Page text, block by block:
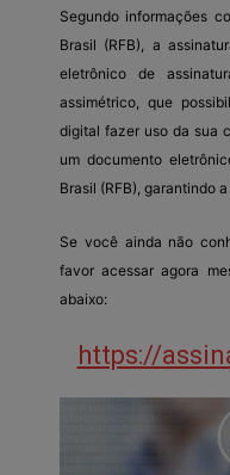
Segundo informações
Brasil (RFB), a
eletrônico de
assimétrico, que
digital fazer uso da sua
um documento
Brasil (RFB), garantindo
Se você ainda não
favor acessar agora
abaixo:
https://